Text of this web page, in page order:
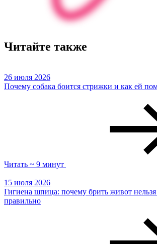
Читайте также
26 июля 2026
Почему собака боится стрижки и как ей
Читать ~ 9 минут
15 июля 2026
Гигиена шпица: почему брить живот
правильно